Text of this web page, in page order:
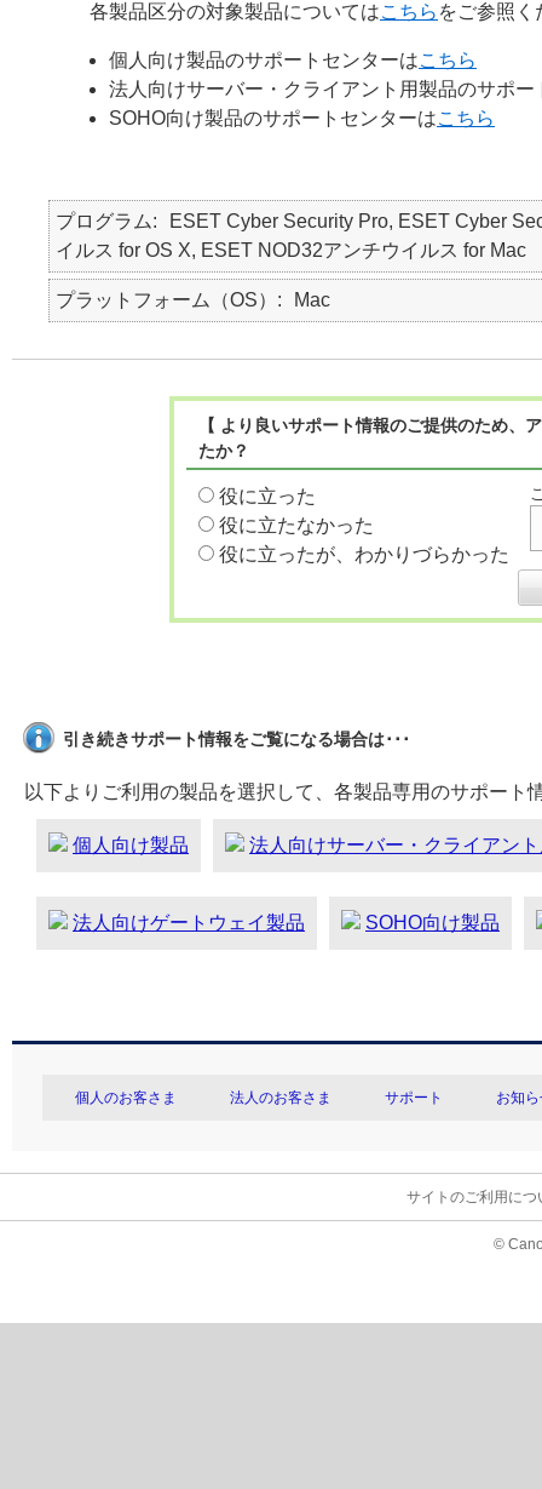
各製品区分の対象製品についてはこちら をご参照く
個人向け製品のサポートセンターはこちら
法人向けサーバー・クライアント用製品のサポー
SOHO向け製品のサポートセンターはこちら
プログラム
ESET Cyber Security Pro, ESET Cyber
イルス for OS X, ESET NOD32アンチウイルス for Mac
プラットフォーム（OS） Mac
【 より良いサポート情報のご提供のため
たか？
役に立った
役に立たなかった
役に立ったが、わかりづらかった
引き続きサポート情報をご覧になる場合は･･･
以下よりご利用の製品を選択して、各製品専用のサポート
個人向け製品 法人向けサーバー・クライアン
法人向けゲートウェイ製品 SOHO向け製品
個人のお客さま 法人のお客さま サポート お知
サイトのご利用につ
©